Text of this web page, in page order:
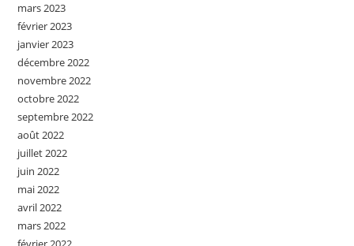
mars 2023
février 2023
janvier 2023
décembre 2022
novembre 2022
octobre 2022
septembre 2022
août 2022
juillet 2022
juin 2022
mai 2022
avril 2022
mars 2022